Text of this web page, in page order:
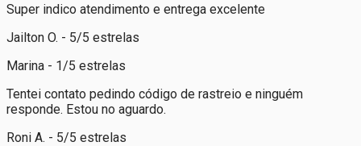
Super indico atendimento e entrega excelente
Jailton O. - 5/5 estrelas
Marina - 1/5 estrelas
Tentei contato pedindo código de rastreio e ninguém
responde. Estou no aguardo.
Roni A. - 5/5 estrelas